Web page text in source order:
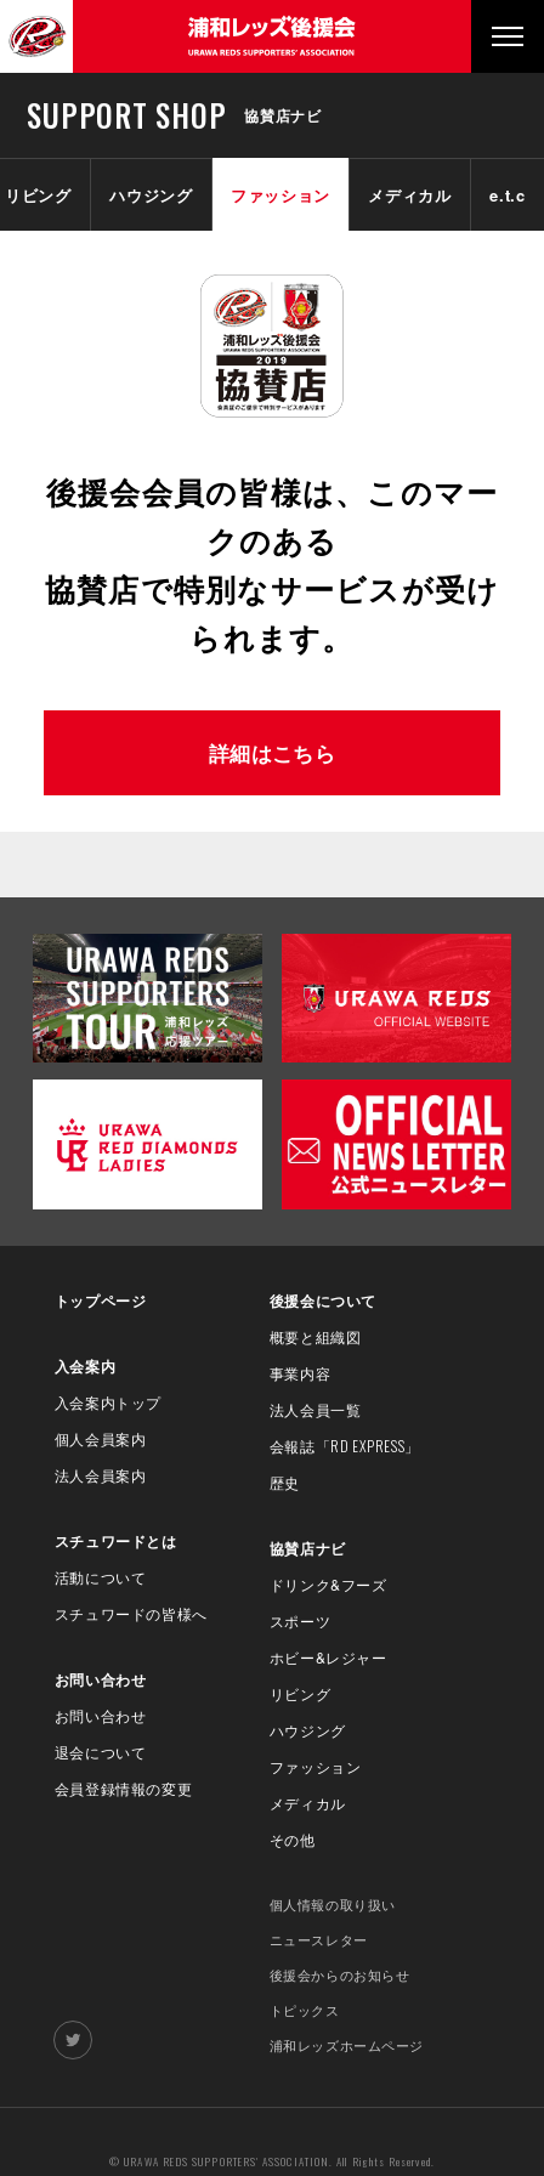
SUPPORT SHOP 協賛店ナビ
リビング ハウジング ファッション メディカル e.t.c
後援会会員の皆様は、このマー
クのある
協賛店で特別なサービスが受け
られます。
詳細はこちら
トップページ
入会案内
入会案内トップ
個人会員案内
法人会員案内
スチュワードとは
活動について
スチュワードの皆様へ
お問い合わせ
お問い合わせ
退会について
会員登録情報の変更
後援会について
概要と組織図
事業内容
法人会員一覧
会報誌 「RD EXPRESS」
歴史
協賛店ナビ
ドリンク&フーズ
スポーツ
ホビー&レジャー
リビング
ハウジング
ファッション
メディカル
その他
個人情報の取り扱い
ニュースレター
後援会からのお知らせ
トピックス
浦和レッズホームページ
© URAWA REDS SUPPORTERS' ASSOCIATION. All Rights Reserved.